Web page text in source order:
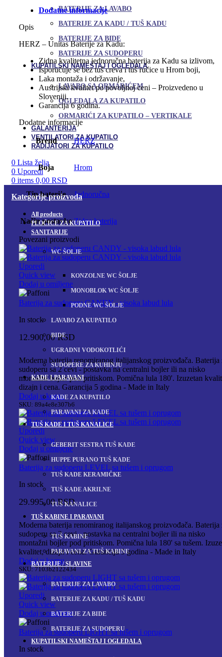
BATERIJE ZA LAVABO
BATERIJE ZA KADU / TUŠ KADU
BATERIJE ZA BIDE
BATERIJE ZA SUDOPERU
KUPATILSKI NAMEŠTAJ I OGLEDALA
LAVABO SA ORMARIĆEM
OGLEDALA ZA KUPATILO
ORMARIĆI ZA KUPATILO – VERTIKALE
GALANTERIJA
VENTILATORI ZA KUPATILO
RADIJATORI ZA KUPATILO
0 Lista želja
0 Uporedi
0 items 0,00 RSD
Kategorije proizvoda
All products
PLOČICE ZA KUPATILO
SANITARIJE
WC ŠOLJE
KONZOLNE WC ŠOLJE
MONOBLOK WC ŠOLJE
PODNE WC ŠOLJE
LAVABO ZA KUPATILO
BIDE
UGRADNI VODOKOTLIĆI
SUDOPERE ZA KUHINJU
KADE I PARAVANI
KADE ZA KUPATILO
PARAVANI ZA KADE
TUŠ KADE I TUŠ KANALICE
GEBERIT SESTRA TUŠ KADE
HUPPE PURANO TUŠ KADE
TUŠ KADE KERAMIČKE
TUŠ KADE AKRILNE
TUŠ KANALICE
TUŠ KABINE I PARAVANI
TUŠ KABINE
PARAVANI ZA TUŠ KABINE
BATERIJE / SLAVINE
BATERIJE ZA LAVABO
BATERIJE ZA KADU / TUŠ KADU
BATERIJE ZA BIDE
BATERIJE ZA SUDOPERU
KUPATILSKI NAMEŠTAJ I OGLEDALA
Dodatne informacije
Opis
HERZ – Unitas Baterije za Kadu:
Zidna kvalitetna jednoručna baterija za Kadu sa izlivom,
Isporučuje se bez tuš creva i tuš ručice u Hrom boji,
Laka montaža i održavanje,
Austrijski kvalitet po povoljnoj ceni – Proizvedeno u
Sloveniji,
Garancija 6 godina.
Dodatne informacije
Brend HERZ
Boja Hrom
Tip baterije Jednoručna
Način postavke Zidna baterija
Povezani proizvodi
Uporedi
Quick view
Dodaj u omiljene
Baterija za sudoperu CANDY - visoka labud lula
In stock
12.900,00RSD
Moderna baterija renomiranog italijanskog proizvođača. Baterija
sudoperu sa 2 cevi - postavka na centralni bojler ili na nisko
montažni bojler pod pritiskom. Pomična lula 180'. Izuzetan
dizajn i cena. Garancija 5 godina - Made in Italy
Dodaj u korpu
SKU: 89a4e8e307b6
Uporedi
Quick view
Dodaj u omiljene
Baterija za sudoperu LEVEL sa tušem i oprugom
In stock
29.995,00RSD
Moderna baterija renomiranog italijanskog proizvođača. Baterija
sudoperu sa 2 cevi - postavka na centralni bojler ili na nisko
montažni bojler pod pritiskom. Pomična lula 180' sa tušem.
kvalitet, dizajn i cena. Garancija 5 godina - Made in Italy
Dodaj u korpu
SKU:7103b2122434
Uporedi
Quick view
Dodaj u omiljene
Baterija za sudoperu LIGHT sa tušem i oprugom
In stock